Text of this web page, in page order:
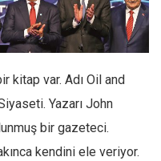
kitap var. Adı Oil and
Yazarı John
bir gazeteci.
kendini ele veriyor.